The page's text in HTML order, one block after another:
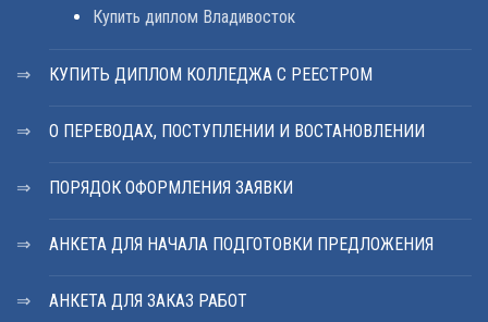
Купить диплом Владивосток
КУПИТЬ ДИПЛОМ КОЛЛЕДЖА С РЕЕСТРОМ
О ПЕРЕВОДАХ, ПОСТУПЛЕНИИ И ВОСТАНОВЛЕНИИ
ПОРЯДОК ОФОРМЛЕНИЯ ЗАЯВКИ
АНКЕТА ДЛЯ НАЧАЛА ПОДГОТОВКИ ПРЕДЛОЖЕНИЯ
АНКЕТА ДЛЯ ЗАКАЗ РАБОТ